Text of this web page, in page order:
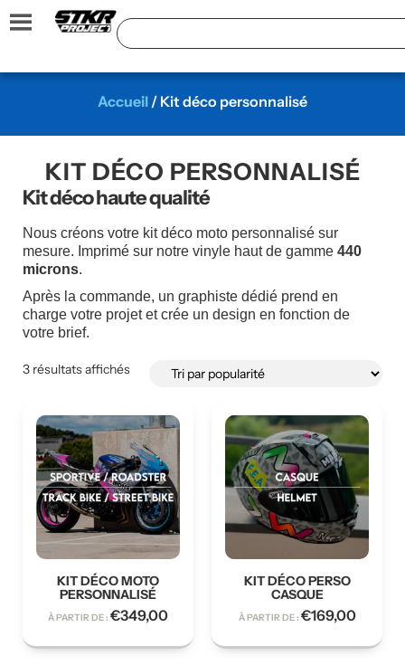
Accueil / Kit déco personnalisé
KIT DÉCO PERSONNALISÉ
Kit déco haute qualité
Nous créons votre kit déco moto personnalisé sur
mesure. Imprimé sur notre vinyle haut de gamme 440
microns.
Après la commande, un graphiste dédié prend en
charge votre projet et crée un design en fonction de
votre brief.
3 résultats affichés
KIT DÉCO MOTO
PERSONNALISÉ
À PARTIR DE : €349,00
KIT DÉCO PERSO
CASQUE
À PARTIR DE : €169,00